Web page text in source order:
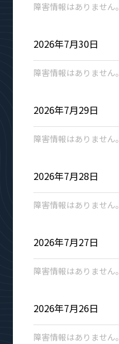
障害情報はありません。
2026年7月30日
障害情報はありません。
2026年7月29日
障害情報はありません。
2026年7月28日
障害情報はありません。
2026年7月27日
障害情報はありません。
2026年7月26日
障害情報はありません。